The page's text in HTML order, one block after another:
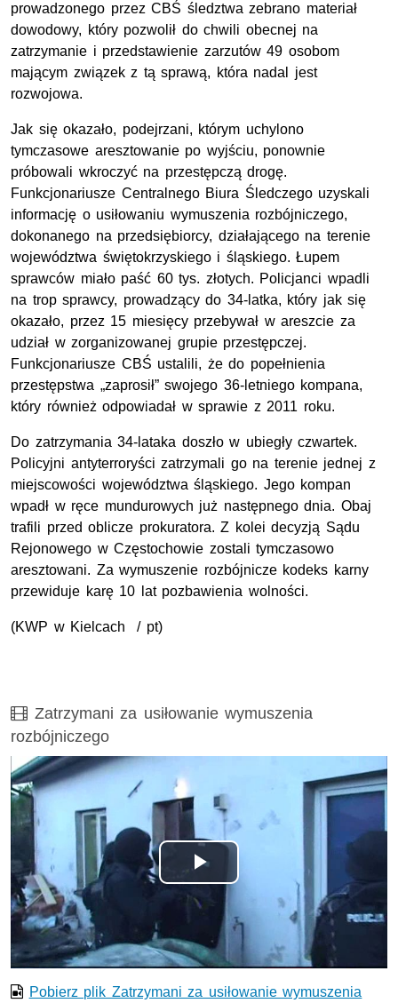
prowadzonego przez CBŚ śledztwa zebrano materiał
dowodowy, który pozwolił do chwili obecnej na
zatrzymanie i przedstawienie zarzutów 49 osobom
mającym związek z tą sprawą, która nadal jest
rozwojowa.
Jak się okazało, podejrzani, którym uchylono
tymczasowe aresztowanie po wyjściu, ponownie
próbowali wkroczyć na przestępczą drogę.
Funkcjonariusze Centralnego Biura Śledczego uzyskali
informację o usiłowaniu wymuszenia rozbójniczego,
dokonanego na przedsiębiorcy, działającego na terenie
województwa świętokrzyskiego i śląskiego. Łupem
sprawców miało paść 60 tys. złotych. Policjanci wpadli
na trop sprawcy, prowadzący do 34-latka, który jak się
okazało, przez 15 miesięcy przebywał w areszcie za
udział w zorganizowanej grupie przestępczej.
Funkcjonariusze CBŚ ustalili, że do popełnienia
przestępstwa „zaprosił” swojego 36-letniego kompana,
który również odpowiadał w sprawie z 2011 roku.
Do zatrzymania 34-lataka doszło w ubiegły czwartek.
Policyjni antyterroryści zatrzymali go na terenie jednej z
miejscowości województwa śląskiego. Jego kompan
wpadł w ręce mundurowych już następnego dnia. Obaj
trafili przed oblicze prokuratora. Z kolei decyzją Sądu
Rejonowego w Częstochowie zostali tymczasowo
aresztowani. Za wymuszenie rozbójnicze kodeks karny
przewiduje karę 10 lat pozbawienia wolności.
(KWP w Kielcach / pt)
Film
Zatrzymani za usiłowanie wymuszenia
rozbójniczego
Odtwórz
wideo
Pobierz plik Zatrzymani za usiłowanie wymuszenia